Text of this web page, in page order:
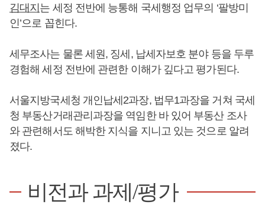
김대지 는 세정 전반에 능통해 국세행정 업무의 ‘팔방미
인’으로 꼽힌다.
세무조사는 물론 세원, 징세, 납세자보호 분야 등을 두루
경험해 세정 전반에 관련한 이해가 깊다고 평가된다.
서울지방국세청 개인납세2과장, 법무1과장을 거쳐 국세
청 부동산거래관리과장을 역임한 바 있어 부동산 조사
와 관련해서도 해박한 지식을 지니고 있는 것으로 알려
졌다.
비전과 과제/평가